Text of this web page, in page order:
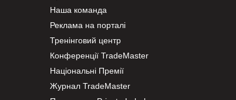
Наша команда
Реклама на порталі
Тренінговий центр
Конференції TradeMaster
Національні Премії
Журнал TradeMaster